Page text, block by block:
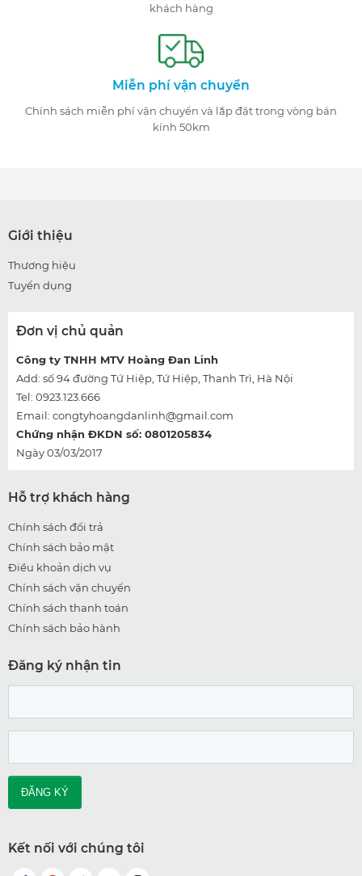
khách hàng
Miễn phí vận chuyển
Chính sách miễn phí vận chuyển và lắp đặt trong vòng bán
kính 50km
Giới thiệu
Thương hiệu
Tuyển dụng
Đơn vị chủ quản
Công ty TNHH MTV Hoàng Đan Linh
Add: số 94 đường Tứ Hiệp, Tứ Hiệp, Thanh Trì, Hà Nội
Tel: 0923.123.666
Email: congtyhoangdanlinh@gmail.com
Chứng nhận ĐKDN số: 0801205834
Ngày 03/03/2017
Hỗ trợ khách hàng
Chính sách đổi trả
Chính sách bảo mật
Điều khoản dịch vụ
Chính sách vận chuyển
Chính sách thanh toán
Chính sách bảo hành
Đăng ký nhận tin
Kết nối với chúng tôi